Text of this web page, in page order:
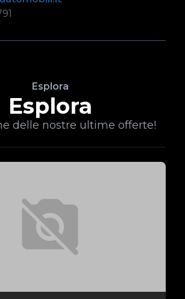
Esplora
Esplora
delle nostre ultime offerte!